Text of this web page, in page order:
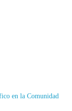
en la Comunidad